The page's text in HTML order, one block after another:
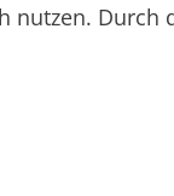
nutzen.